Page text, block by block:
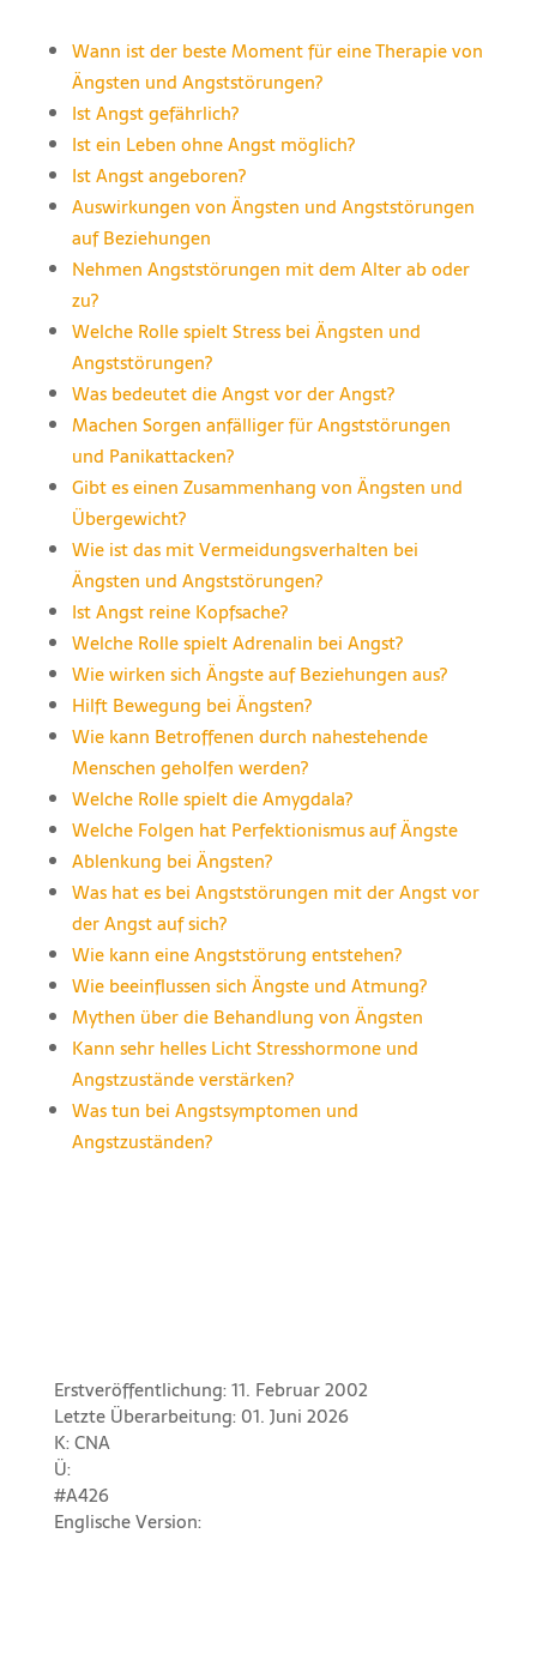
Wann ist der beste Moment für eine Therapie von
Ängsten und Angststörungen?
Ist Angst gefährlich?
Ist ein Leben ohne Angst möglich?
Ist Angst angeboren?
Auswirkungen von Ängsten und Angststörungen
auf Beziehungen
Nehmen Angststörungen mit dem Alter ab oder
zu?
Welche Rolle spielt Stress bei Ängsten und
Angststörungen?
Was bedeutet die Angst vor der Angst?
Machen Sorgen anfälliger für Angststörungen
und Panikattacken?
Gibt es einen Zusammenhang von Ängsten und
Übergewicht?
Wie ist das mit Vermeidungsverhalten bei
Ängsten und Angststörungen?
Ist Angst reine Kopfsache?
Welche Rolle spielt Adrenalin bei Angst?
Wie wirken sich Ängste auf Beziehungen aus?
Hilft Bewegung bei Ängsten?
Wie kann Betroffenen durch nahestehende
Menschen geholfen werden?
Welche Rolle spielt die Amygdala?
Welche Folgen hat Perfektionismus auf Ängste
Ablenkung bei Ängsten?
Was hat es bei Angststörungen mit der Angst vor
der Angst auf sich?
Wie kann eine Angststörung entstehen?
Wie beeinflussen sich Ängste und Atmung?
Mythen über die Behandlung von Ängsten
Kann sehr helles Licht Stresshormone und
Angstzustände verstärken?
Was tun bei Angstsymptomen und
Angstzuständen?
Erstveröffentlichung: 11. Februar 2002
Letzte Überarbeitung: 01. Juni 2026
K: CNA
Ü:
#A426
Englische Version: